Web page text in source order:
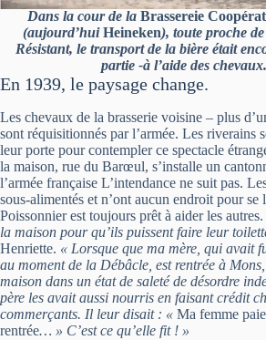
Dans la cour de laBrassereie
(aujourd’huiHeineken), toute proche
Résistant, le transport de la bière était
partie -à l’aide des chevaux.
En 1939, le paysage change.
Les chevaux de la brasserie voisine – plus
sont réquisitionnés par l’armée. Les riverains
leur porte pour contempler ce spectacle
la maison, rue du Barœul, s’installe un
l’armée française L’intendance ne suit pas.
sous-alimentés et n’ont aucun endroit pour se
Poissonnier est toujours prêt à aider les autres.
la maison pour qu’ils puissent faire leur
Henriette. « Lorsque que ma mère, qui avait
au moment de la Débâcle, est rentrée à
maison dans un état de saleté de désordre
père les avait aussi nourris en faisant crédit
commerçants. Il leur disait : « Ma femme
rentrée… » C’est ce qu’elle fit ! »